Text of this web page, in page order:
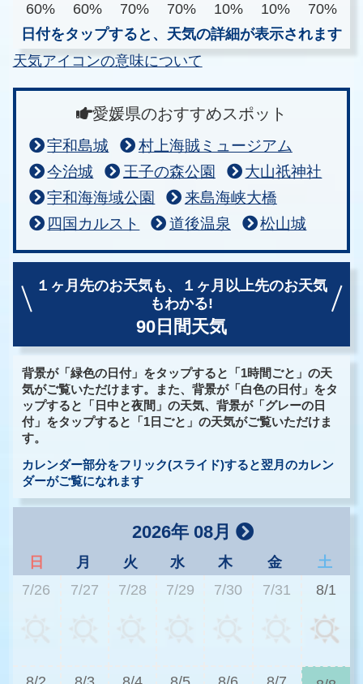
60%
60% 70% 70% 10% 10%
70%
日付をタップすると、天気の詳細が表示されます
天気アイコンの意味について
愛媛県のおすすめスポット
宇和島城
村上海賊ミュージアム
今治城
王子の森公園
大山祇神社
宇和海海域公園
来島海峡大橋
四国カルスト
道後温泉 松山城
１ヶ月先のお天気も、
１ヶ月以上先のお天気
もわかる!
90日間天気
背景が「緑色の日付」をタップすると「1時間ごと」の天
気がご覧いただけます。また、背景が「白色の日付」をタ
ップすると「日中と夜間」の天気、背景が「グレーの日
付」をタップすると「1日ごと」の天気がご覧いただけま
す。
カレンダー部分をフリック(スライド)すると翌月のカレン
ダーがご覧になれます
2026年 08月
日 月 火 水 木 金
土
7/26
7/27 7/28 7/29 7/30 7/31 8/1